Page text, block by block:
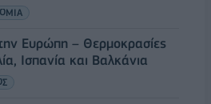
Ευρώπη – Θερμοκρασίες
Ισπανία και Βαλκάνια